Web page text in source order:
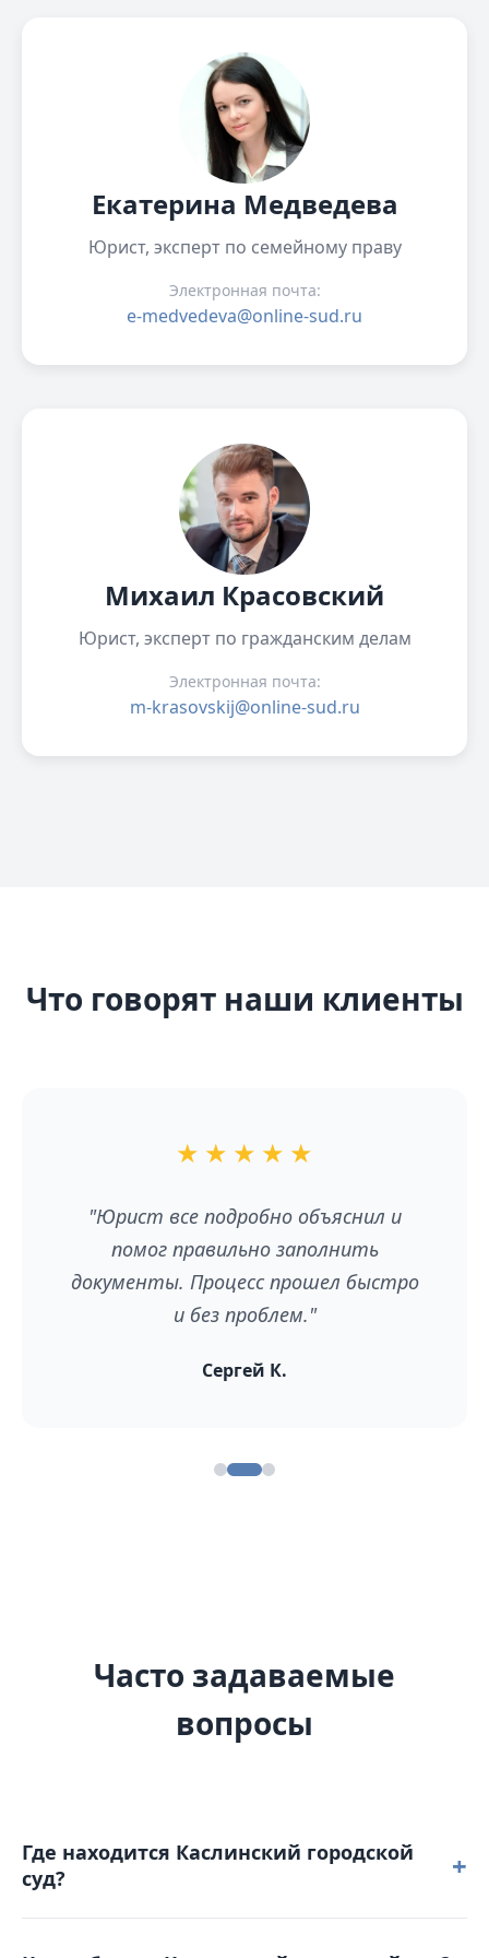
Екатерина Медведева
Юрист, эксперт по семейному праву
Электронная почта:
e-medvedeva@online-sud.ru
Михаил Красовский
Юрист, эксперт по гражданским делам
Электронная почта:
m-krasovskij@online-sud.ru
Что говорят наши клиенты
★ ★ ★ ★ ★
"Отличный сервис! Сэкономила
время и нервы. Рекомендую всем, кто
хочет оформить развод без лишних
хлопот."
Елена В.
Часто задаваемые
вопросы
Где находится Каслинский городской
суд?
+